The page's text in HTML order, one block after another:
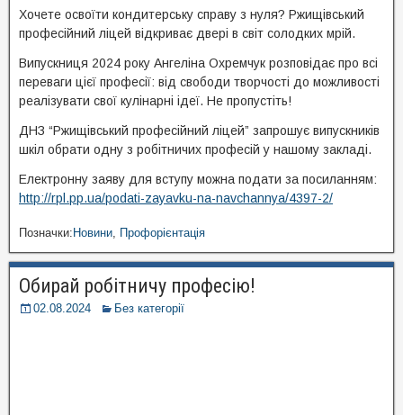
Хочете освоїти кондитерську справу з нуля? Ржищівський
професійний ліцей відкриває двері в світ солодких мрій.
Випускниця 2024 року Ангеліна Охремчук розповідає про всі
переваги цієї професії: від свободи творчості до можливості
реалізувати свої кулінарні ідеї. Не пропустіть!
ДНЗ “Ржищівський професійний ліцей” запрошує випускників
шкіл обрати одну з робітничих професій у нашому закладі.
Електронну заяву для вступу можна подати за посиланням:
http://rpl.pp.ua/podati-zayavku-na-navchannya/4397-2/
Позначки:Новини Профорієнтація
Обирай робітничу професію!
02.08.2024 Без категорії